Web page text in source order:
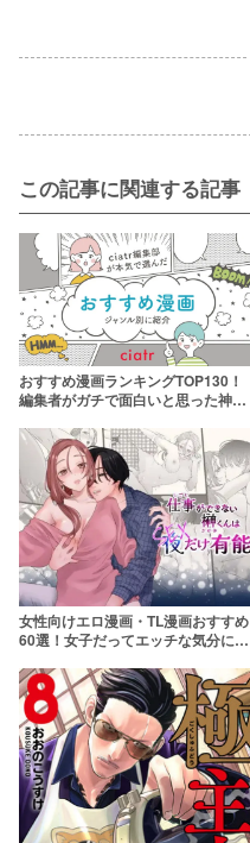
この記事に関連する記事
おすすめ漫画ランキングTOP130！
編集者がガチで面白いと思った神作
女性向けエロ漫画・TL漫画おすすめ
60選！女子だってエッチな気分にな